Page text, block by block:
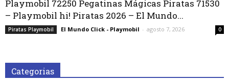
Playmobil 72250 Pegatinas Mágicas Piratas 71530
– Playmobil hi! Piratas 2026 – El Mundo...
Piratas Playmobil El Mundo Click - Playmobil - agosto 7, 2026 0
Categorias